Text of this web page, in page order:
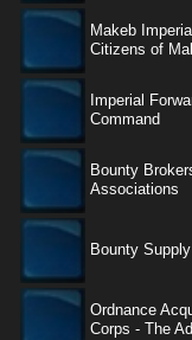
Makeb
Citizens of
Imperial
Command
Bounty
Associations
Bounty
Ordnance
Corps - The